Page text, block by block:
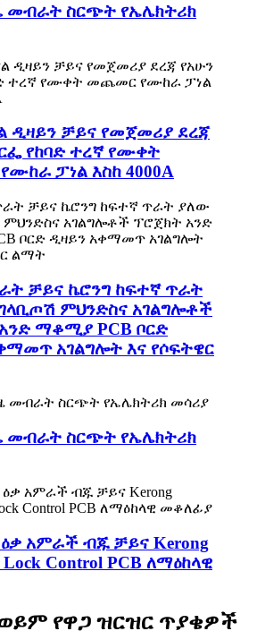
መብራት ስርጭት የኤሌክትሪክ
ዲዛይን ቻይና የመጀመሪያ ደረጃ
የከባድ ተረኛ የሙቀት
ፓነል እስከ 4000A
ቻይና ኬሮንግ ከፍተኛ ጥራት
ምህንድስና አገልግሎቶች
ማቆሚያ PCB ቦርድ
አገልግሎት እና የሶፍትዌር
መብራት ስርጭት የኤሌክትሪክ
ዕቃ አምራች ብጁ ቻይና Kerong
Lock Control PCB ለማዕከላዊ
የዋጋ ዝርዝር ጥያቄዎች